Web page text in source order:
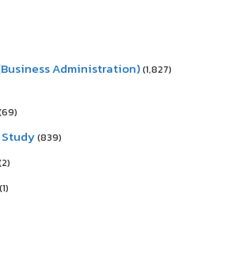
Administration)(1,827)
(839)